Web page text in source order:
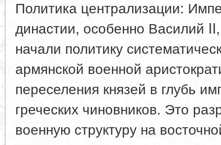
Политика централизации:
династии, особенно Василий
начали политику
армянской военной
переселения князей в глубь
греческих чиновников. Это
военную структуру на